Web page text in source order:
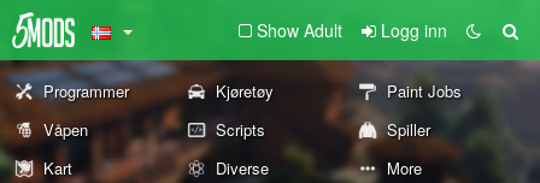
Show Adult Logg inn
Programmer Kjøretøy
Paint Jobs
Våpen
Scripts
Spiller
Kart
Diverse More